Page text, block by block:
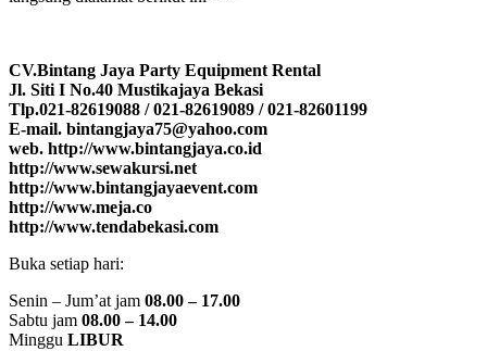
CV.Bintang Jaya Party Equipment Rental
Jl. Siti I No.40 Mustikajaya Bekasi
Tlp.021-82619088 / 021-82619089 / 021-82601199
E-mail. bintangjaya75@yahoo.com
web. http://www.bintangjaya.co.id
http://www.sewakursi.net
http://www.bintangjayaevent.com
http://www.meja.co
http://www.tendabekasi.com
Buka setiap hari:
Senin – Jum’at jam 08.00 – 17.00
Sabtu jam 08.00 – 14.00
Minggu LIBUR